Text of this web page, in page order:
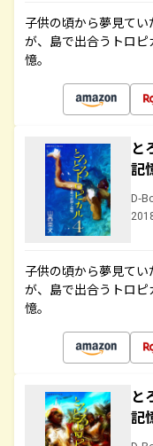
子供の頃から夢見て
が、島で出合うトロ
憶。
と
記
D-
子供の頃から夢見て
が、島で出合うトロ
憶。
と
記